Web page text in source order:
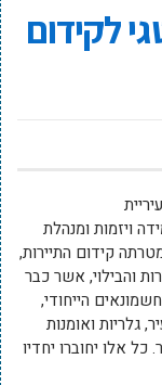
לקידום
ויזמות ומנהלת
קידום התיירות,
והבילוי, אשר כבר
הייחודי,
גלריות ואומנות
אלו יחוברו יחדיו